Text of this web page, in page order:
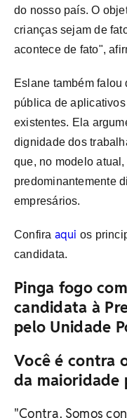
do nosso país. O
crianças sejam de
acontece de fato",
Eslane também falou
pública de
existentes. Ela
dignidade dos
que, no modelo
predominantemente
empresários.
Confira aqui os
candidata.
Pinga fogo
candidata à
pelo Unidade
Você é contra
da maioridade
"Contra. Somos